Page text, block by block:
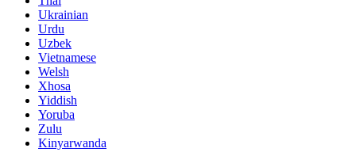
Ukrainian
Urdu
Uzbek
Vietnamese
Welsh
Xhosa
Yiddish
Yoruba
Zulu
Kinyarwanda